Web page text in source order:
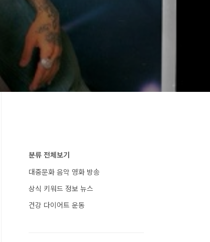
분류 전체보기
대중문화 음악 영화 방송
상식 키워드 정보 뉴스
건강 다이어트 운동